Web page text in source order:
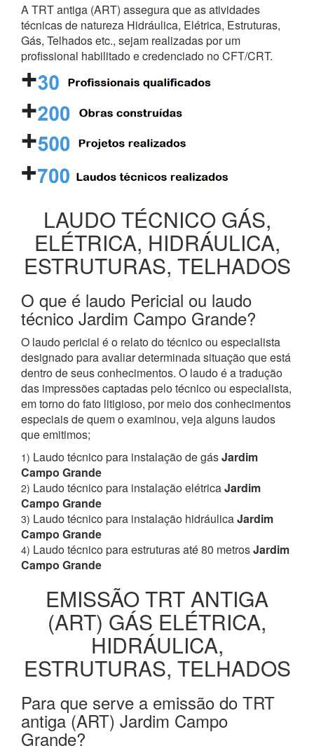
A TRT antiga (ART) assegura que as atividades
técnicas de natureza Hidráulica, Elétrica, Estruturas,
Gás, Telhados etc., sejam realizadas por um
profissional habilitado e credenciado no CFT/CRT.
LAUDO TÉCNICO GÁS,
ELÉTRICA, HIDRÁULICA,
ESTRUTURAS, TELHADOS
O que é laudo Pericial ou laudo
técnico Jardim Campo Grande?
O laudo pericial é o relato do técnico ou especialista
designado para avaliar determinada situação que está
dentro de seus conhecimentos. O laudo é a tradução
das impressões captadas pelo técnico ou especialista,
em torno do fato litigioso, por meio dos conhecimentos
especiais de quem o examinou, veja alguns laudos
que emitimos;
1) Laudo técnico para instalação de gásJardim
Campo Grande
2) Laudo técnico para instalação elétricaJardim
Campo Grande
3) Laudo técnico para instalação hidráulicaJardim
Campo Grande
4) Laudo técnico para estruturas até 80 metrosJardim
Campo Grande
EMISSÃO TRT ANTIGA
(ART) GÁS ELÉTRICA,
HIDRÁULICA,
ESTRUTURAS, TELHADOS
Para que serve a emissão do TRT
antiga (ART) Jardim Campo
Grande?